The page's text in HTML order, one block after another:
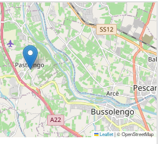
Leaflet|© OpenStreetMap